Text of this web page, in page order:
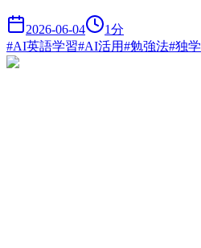
2026-06-04 1分
#AI英語学習#AI活用#勉強法#独学